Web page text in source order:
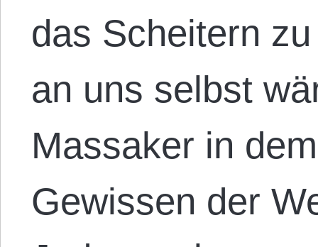
das Scheitern
an uns selbst
Massaker in
Gewissen der